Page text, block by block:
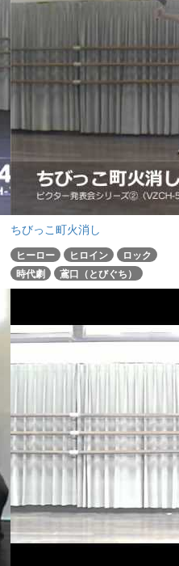
ちびっこ町火消し
ヒーロー ヒロイン
ロック
時代劇
鳶口（とびぐち）